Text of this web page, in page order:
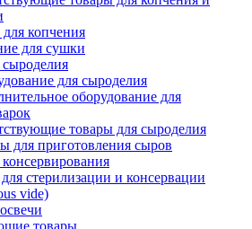
копчения
для сушки
для сыроделия
оборудование для
товары для сыроделия
для приготовления сыров
стерилизации и консервации
vide)
товары